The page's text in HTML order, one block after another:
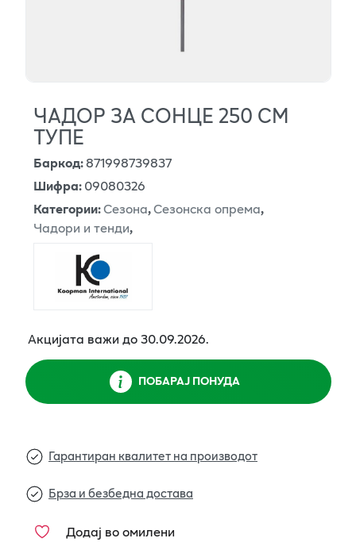
ЧАДОР ЗА СОНЦЕ 250 СМ
ТУПЕ
Баркод:871998739837
Шифра:09080326
Категории:Сезона,Сезонска опрема,
Чадори и тенди,
Акцијата важи до 30.09.2026.
ПОБАРАЈ ПОНУДА
Гарантиран квалитет на производот
Брза и безбедна достава
Додај во омилени